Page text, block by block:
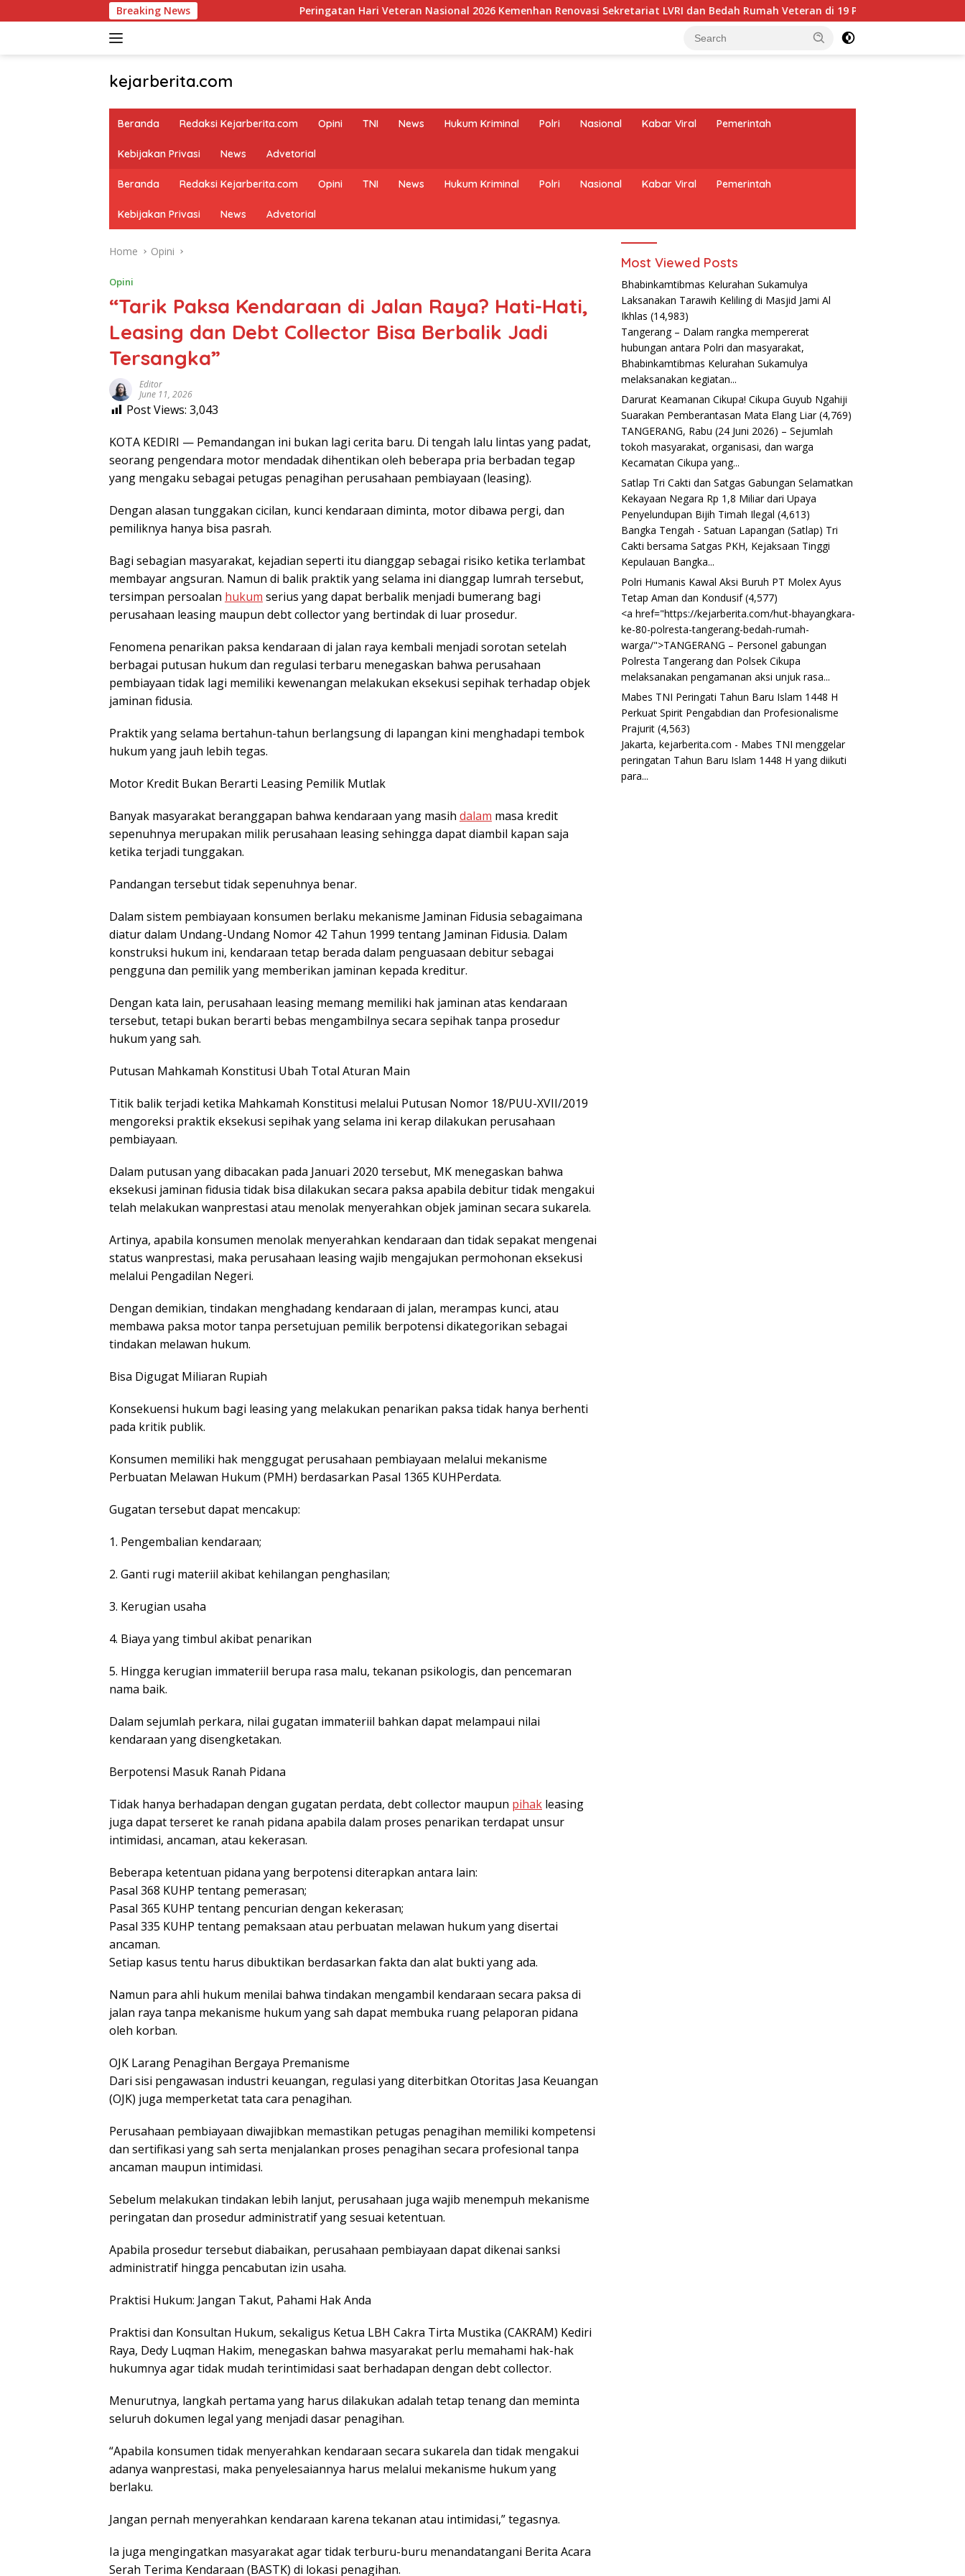
to
Breaking News Peringatan Hari Veteran Nasional 2026 Kemenhan Renovasi Sekretariat LVRI dan Bedah Rumah Veteran di 19 Provinsi Brigadir Ibnu
kejarberita.com
Beranda Redaksi Kejarberita.com Opini TNI News Hukum Kriminal Polri Nasional Kabar Viral Pemerintah
Kebijakan Privasi News Advetorial
Beranda Redaksi Kejarberita.com Opini TNI News Hukum Kriminal Polri Nasional Kabar Viral Pemerintah
Kebijakan Privasi News Advetorial
Home Opini
Opini
“Tarik Paksa Kendaraan di Jalan Raya? Hati-Hati,
Leasing dan Debt Collector Bisa Berbalik Jadi
Tersangka”
Editor
June 11, 2026
Post Views: 3,043
KOTA KEDIRI — Pemandangan ini bukan lagi cerita baru. Di tengah lalu lintas yang padat,
seorang pengendara motor mendadak dihentikan oleh beberapa pria berbadan tegap
yang mengaku sebagai petugas penagihan perusahaan pembiayaan (leasing).
Dengan alasan tunggakan cicilan, kunci kendaraan diminta, motor dibawa pergi, dan
pemiliknya hanya bisa pasrah.
Bagi sebagian masyarakat, kejadian seperti itu dianggap sebagai risiko ketika terlambat
membayar angsuran. Namun di balik praktik yang selama ini dianggap lumrah tersebut,
tersimpan persoalan hukum serius yang dapat berbalik menjadi bumerang bagi
perusahaan leasing maupun debt collector yang bertindak di luar prosedur.
Fenomena penarikan paksa kendaraan di jalan raya kembali menjadi sorotan setelah
berbagai putusan hukum dan regulasi terbaru menegaskan bahwa perusahaan
pembiayaan tidak lagi memiliki kewenangan melakukan eksekusi sepihak terhadap objek
jaminan fidusia.
Praktik yang selama bertahun-tahun berlangsung di lapangan kini menghadapi tembok
hukum yang jauh lebih tegas.
Motor Kredit Bukan Berarti Leasing Pemilik Mutlak
Banyak masyarakat beranggapan bahwa kendaraan yang masih dalam masa kredit
sepenuhnya merupakan milik perusahaan leasing sehingga dapat diambil kapan saja
ketika terjadi tunggakan.
Pandangan tersebut tidak sepenuhnya benar.
Dalam sistem pembiayaan konsumen berlaku mekanisme Jaminan Fidusia sebagaimana
diatur dalam Undang-Undang Nomor 42 Tahun 1999 tentang Jaminan Fidusia. Dalam
konstruksi hukum ini, kendaraan tetap berada dalam penguasaan debitur sebagai
pengguna dan pemilik yang memberikan jaminan kepada kreditur.
Dengan kata lain, perusahaan leasing memang memiliki hak jaminan atas kendaraan
tersebut, tetapi bukan berarti bebas mengambilnya secara sepihak tanpa prosedur
hukum yang sah.
Putusan Mahkamah Konstitusi Ubah Total Aturan Main
Titik balik terjadi ketika Mahkamah Konstitusi melalui Putusan Nomor 18/PUU-XVII/2019
mengoreksi praktik eksekusi sepihak yang selama ini kerap dilakukan perusahaan
pembiayaan.
Dalam putusan yang dibacakan pada Januari 2020 tersebut, MK menegaskan bahwa
eksekusi jaminan fidusia tidak bisa dilakukan secara paksa apabila debitur tidak mengakui
telah melakukan wanprestasi atau menolak menyerahkan objek jaminan secara sukarela.
Artinya, apabila konsumen menolak menyerahkan kendaraan dan tidak sepakat mengenai
status wanprestasi, maka perusahaan leasing wajib mengajukan permohonan eksekusi
melalui Pengadilan Negeri.
Dengan demikian, tindakan menghadang kendaraan di jalan, merampas kunci, atau
membawa paksa motor tanpa persetujuan pemilik berpotensi dikategorikan sebagai
tindakan melawan hukum.
Bisa Digugat Miliaran Rupiah
Konsekuensi hukum bagi leasing yang melakukan penarikan paksa tidak hanya berhenti
pada kritik publik.
Konsumen memiliki hak menggugat perusahaan pembiayaan melalui mekanisme
Perbuatan Melawan Hukum (PMH) berdasarkan Pasal 1365 KUHPerdata.
Gugatan tersebut dapat mencakup:
1. Pengembalian kendaraan;
2. Ganti rugi materiil akibat kehilangan penghasilan;
3. Kerugian usaha
4. Biaya yang timbul akibat penarikan
5. Hingga kerugian immateriil berupa rasa malu, tekanan psikologis, dan pencemaran
nama baik.
Dalam sejumlah perkara, nilai gugatan immateriil bahkan dapat melampaui nilai
kendaraan yang disengketakan.
Berpotensi Masuk Ranah Pidana
Tidak hanya berhadapan dengan gugatan perdata, debt collector maupun pihak leasing
juga dapat terseret ke ranah pidana apabila dalam proses penarikan terdapat unsur
intimidasi, ancaman, atau kekerasan.
Beberapa ketentuan pidana yang berpotensi diterapkan antara lain:
Pasal 368 KUHP tentang pemerasan;
Pasal 365 KUHP tentang pencurian dengan kekerasan;
Pasal 335 KUHP tentang pemaksaan atau perbuatan melawan hukum yang disertai
ancaman.
Setiap kasus tentu harus dibuktikan berdasarkan fakta dan alat bukti yang ada.
Namun para ahli hukum menilai bahwa tindakan mengambil kendaraan secara paksa di
jalan raya tanpa mekanisme hukum yang sah dapat membuka ruang pelaporan pidana
oleh korban.
OJK Larang Penagihan Bergaya Premanisme
Dari sisi pengawasan industri keuangan, regulasi yang diterbitkan Otoritas Jasa Keuangan
(OJK) juga memperketat tata cara penagihan.
Perusahaan pembiayaan diwajibkan memastikan petugas penagihan memiliki kompetensi
dan sertifikasi yang sah serta menjalankan proses penagihan secara profesional tanpa
ancaman maupun intimidasi.
Sebelum melakukan tindakan lebih lanjut, perusahaan juga wajib menempuh mekanisme
peringatan dan prosedur administratif yang sesuai ketentuan.
Apabila prosedur tersebut diabaikan, perusahaan pembiayaan dapat dikenai sanksi
administratif hingga pencabutan izin usaha.
Praktisi Hukum: Jangan Takut, Pahami Hak Anda
Praktisi dan Konsultan Hukum, sekaligus Ketua LBH Cakra Tirta Mustika (CAKRAM) Kediri
Raya, Dedy Luqman Hakim, menegaskan bahwa masyarakat perlu memahami hak-hak
hukumnya agar tidak mudah terintimidasi saat berhadapan dengan debt collector.
Menurutnya, langkah pertama yang harus dilakukan adalah tetap tenang dan meminta
seluruh dokumen legal yang menjadi dasar penagihan.
“Apabila konsumen tidak menyerahkan kendaraan secara sukarela dan tidak mengakui
adanya wanprestasi, maka penyelesaiannya harus melalui mekanisme hukum yang
berlaku.
Jangan pernah menyerahkan kendaraan karena tekanan atau intimidasi,” tegasnya.
Ia juga mengingatkan masyarakat agar tidak terburu-buru menandatangani Berita Acara
Serah Terima Kendaraan (BASTK) di lokasi penagihan.
Most Viewed Posts
Bhabinkamtibmas Kelurahan Sukamulya
Laksanakan Tarawih Keliling di Masjid Jami Al
Ikhlas (14,983)
Tangerang – Dalam rangka mempererat
hubungan antara Polri dan masyarakat,
Bhabinkamtibmas Kelurahan Sukamulya
melaksanakan kegiatan...
Darurat Keamanan Cikupa! Cikupa Guyub Ngahiji
Suarakan Pemberantasan Mata Elang Liar (4,769)
TANGERANG, Rabu (24 Juni 2026) – Sejumlah
tokoh masyarakat, organisasi, dan warga
Kecamatan Cikupa yang...
Satlap Tri Cakti dan Satgas Gabungan Selamatkan
Kekayaan Negara Rp 1,8 Miliar dari Upaya
Penyelundupan Bijih Timah Ilegal (4,613)
Bangka Tengah - Satuan Lapangan (Satlap) Tri
Cakti bersama Satgas PKH, Kejaksaan Tinggi
Kepulauan Bangka...
Polri Humanis Kawal Aksi Buruh PT Molex Ayus
Tetap Aman dan Kondusif (4,577)
<a href="https://kejarberita.com/hut-bhayangkara-
ke-80-polresta-tangerang-bedah-rumah-
warga/">TANGERANG – Personel gabungan
Polresta Tangerang dan Polsek Cikupa
melaksanakan pengamanan aksi unjuk rasa...
Mabes TNI Peringati Tahun Baru Islam 1448 H
Perkuat Spirit Pengabdian dan Profesionalisme
Prajurit (4,563)
Jakarta, kejarberita.com - Mabes TNI menggelar
peringatan Tahun Baru Islam 1448 H yang diikuti
para...